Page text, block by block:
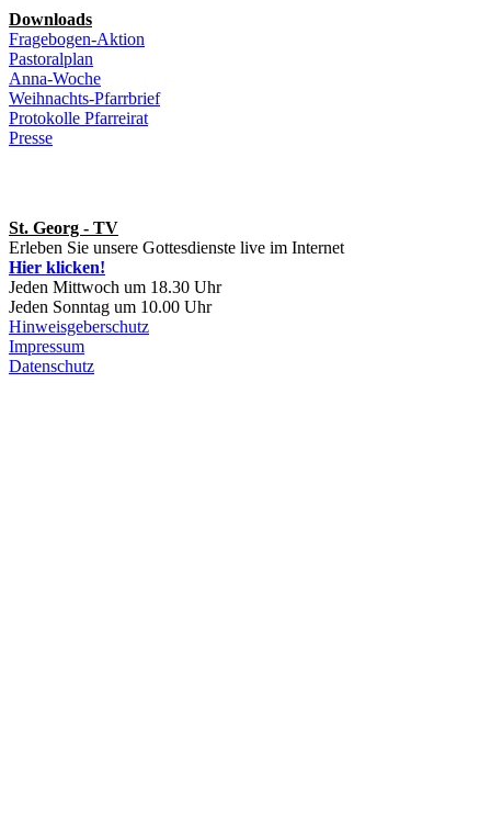
Downloads
Fragebogen-Aktion
Pastoralplan
Anna-Woche
Weihnachts-Pfarrbrief
Protokolle Pfarreirat
Presse
St. Georg - TV
Erleben Sie unsere Gottesdienste live im Internet
Hier klicken!
Jeden Mittwoch um 18.30 Uhr
Jeden Sonntag um 10.00 Uhr
Hinweisgeberschutz
Impressum
Datenschutz